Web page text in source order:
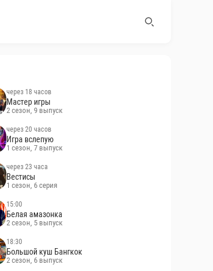
через 18 часов
Мастер игры
2 сезон, 9 выпуск
через 20 часов
Игра вслепую
1 сезон, 7 выпуск
через 23 часа
Вестисы
1 сезон, 6 серия
15:00
Белая амазонка
2 сезон, 5 выпуск
18:30
Большой куш Бангкок
2 сезон, 6 выпуск